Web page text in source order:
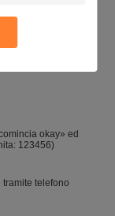
okay» ed
123456)
telefono